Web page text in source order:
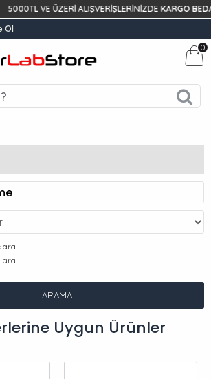
VE ÜZERİ ALIŞVERİŞLERİNİZDEKARGO BEDAVA!
Ol
0
ara
ara.
ARAMA
Uygun Ürünler